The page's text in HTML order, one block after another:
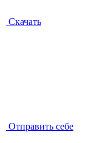
Скачать
Отправить себе